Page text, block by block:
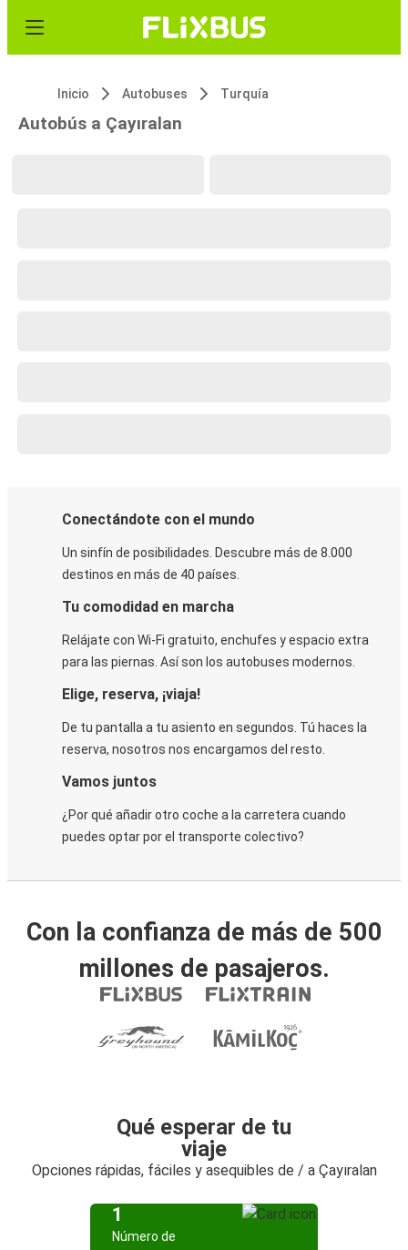
Inicio Autobuses Turquía
Autobús a Çayıralan
Conectándote con el mundo
Un sinfín de posibilidades. Descubre más de 8.000
destinos en más de 40 países.
Tu comodidad en marcha
Relájate con Wi-Fi gratuito, enchufes y espacio extra
para las piernas. Así son los autobuses modernos.
Elige, reserva, ¡viaja!
De tu pantalla a tu asiento en segundos. Tú haces la
reserva, nosotros nos encargamos del resto.
Vamos juntos
¿Por qué añadir otro coche a la carretera cuando
puedes optar por el transporte colectivo?
Con la confianza de más de 500
millones de pasajeros.
Qué esperar de tu
viaje
Opciones rápidas, fáciles y asequibles de / a Çayıralan
1
Número de